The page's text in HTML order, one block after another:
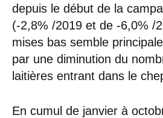
depuis le début de la
(-2,8% /2019 et de -6,0% /
mises bas semble
par une diminution du
laitières entrant dans le
En cumul de janvier à